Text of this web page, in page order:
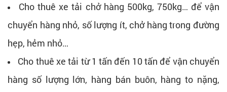
Cho thuê xe tải chở hàng 500kg, 750kg… để vận
chuyển hàng nhỏ, số lượng ít, chở hàng trong đường
hẹp, hẻm nhỏ…
Cho thuê xe tải từ 1 tấn đến 10 tấn để vận chuyển
hàng số lượng lớn, hàng bán buôn, hàng to nặng,